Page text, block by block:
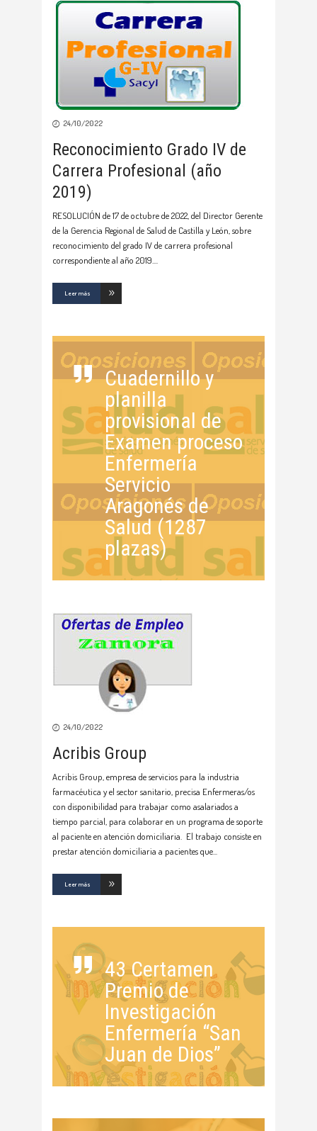
24/10/2022
Reconocimiento Grado IV de
Carrera Profesional (año
2019)
RESOLUCIÓN de 17 de octubre de 2022, del Director Gerente
de la Gerencia Regional de Salud de Castilla y León, sobre
reconocimiento del grado IV de carrera profesional
correspondiente al año 2019.
Leer más
Cuadernillo y
planilla
provisional de
Examen proceso
Enfermería
Servicio
Aragonés de
Salud (1287
plazas)
24/10/2022
Acribis Group
Acribis Group, empresa de servicios para la industria
farmacéutica y el sector sanitario, precisa Enfermeras/os
con disponibilidad para trabajar como asalariados a
tiempo parcial, para colaborar en un programa de soporte
al paciente en atención domiciliaria. El trabajo consiste en
prestar atención domiciliaria a pacientes que
Leer más
43 Certamen
Premio de
Investigación
Enfermería “San
Juan de Dios”